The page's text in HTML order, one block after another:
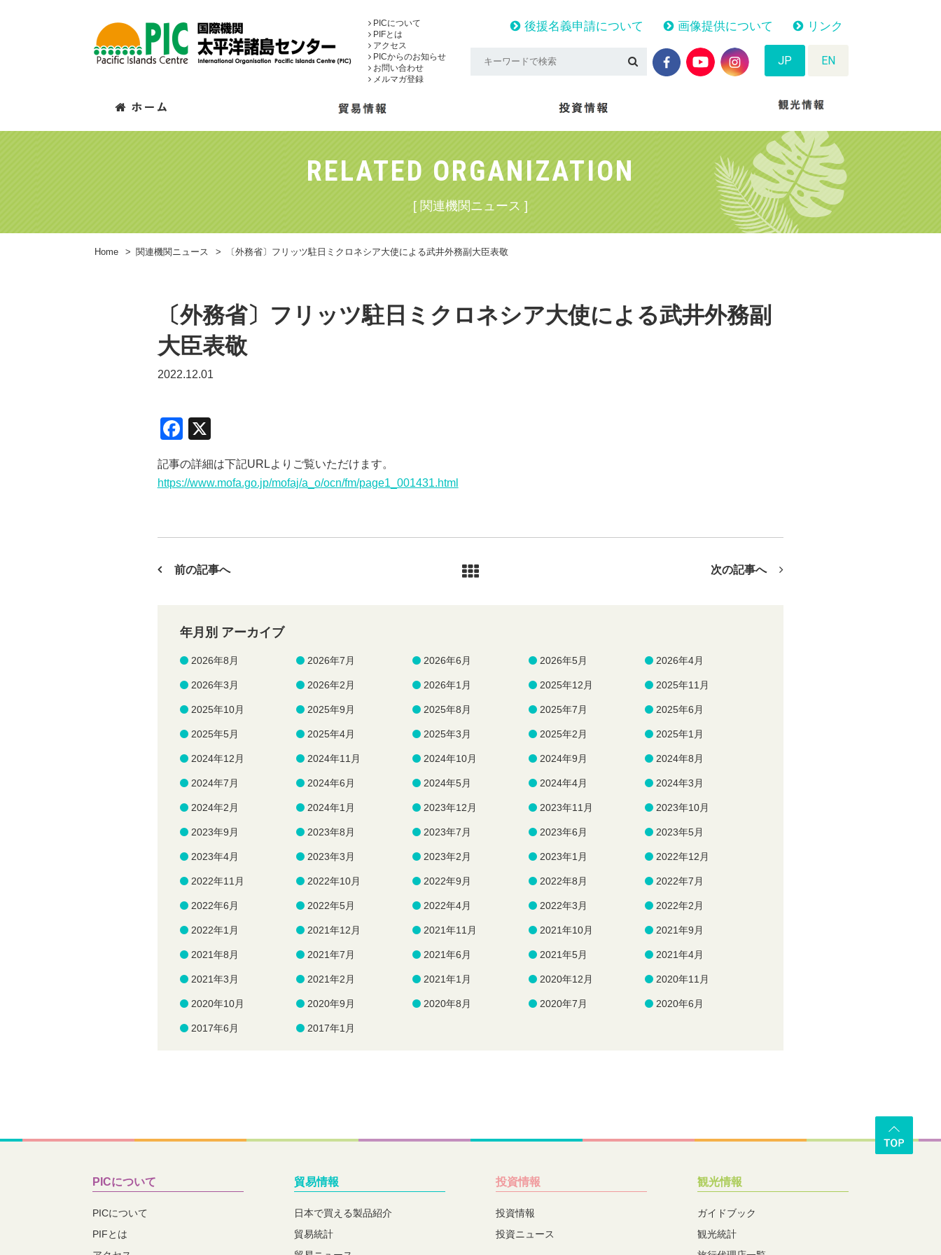
PICについて
PIFとは
アクセス
PICからのお知らせ
お問い合わせ
メルマガ登録
後援名義申請について 画像提供について リンク
JP EN
RELATED ORGANIZATION
[ 関連機関ニュース ]
Home > 関連機関ニュース > 〔外務省〕フリッツ駐日ミクロネシア大使による武井外務副大臣表敬
〔外務省〕フリッツ駐日ミクロネシア大使による武井外務副
大臣表敬
2022.12.01
F
c
e
o
o
記事の詳細は下記URLよりご覧いただけます。
https://www.mofa.go.jp/mofaj/a_o/ocn/fm/page1_001431.html
前の記事へ 次の記事へ
年月別 アーカイブ
2026年8月 2026年7月 2026年6月 2026年5月 2026年4月
2026年3月 2026年2月 2026年1月 2025年12月 2025年11月
2025年10月 2025年9月 2025年8月 2025年7月 2025年6月
2025年5月 2025年4月 2025年3月 2025年2月 2025年1月
2024年12月 2024年11月 2024年10月 2024年9月 2024年8月
2024年7月 2024年6月 2024年5月 2024年4月 2024年3月
2024年2月 2024年1月 2023年12月 2023年11月 2023年10月
2023年9月 2023年8月 2023年7月 2023年6月 2023年5月
2023年4月 2023年3月 2023年2月 2023年1月 2022年12月
2022年11月 2022年10月 2022年9月 2022年8月 2022年7月
2022年6月 2022年5月 2022年4月 2022年3月 2022年2月
2022年1月 2021年12月 2021年11月 2021年10月 2021年9月
2021年8月 2021年7月 2021年6月 2021年5月 2021年4月
2021年3月 2021年2月 2021年1月 2020年12月 2020年11月
2020年10月 2020年9月 2020年8月 2020年7月 2020年6月
2017年6月 2017年1月
PICについて
PICについて
PIFとは
貿易情報
日本で買える製品紹介
貿易統計
投資情報
投資情報
投資ニュース
観光情報
ガイドブック
観光統計